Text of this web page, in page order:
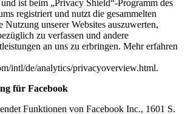
ist beim „Privacy Shield“-Programm des
registriert und nutzt die gesammelten
unserer Websites auszuwerten,
zu verfassen und andere
an uns zu erbringen. Mehr erfahren
intl/de/analytics/privacyoverview.html.
für Facebook
Funktionen von Facebook Inc., 1601 S.